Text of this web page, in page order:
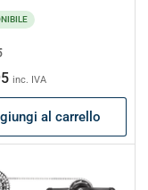
Prezzo
scontato
inc. IVA
al carrello